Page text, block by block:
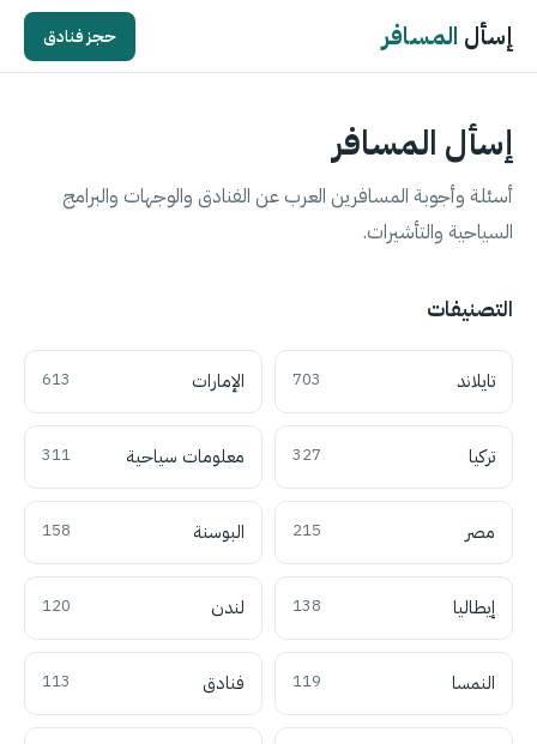
إسأل المسافر حجز فنادق
إسأل المسافر
أسئلة وأجوبة المسافرين العرب عن الفنادق والوجهات والبرامج
السياحية والتأشيرات.
التصنيفات
تايلاند 703 الإمارات 613
تركيا 327 معلومات سياحية 311
مصر 215 البوسنة 158
إيطاليا 138 لندن 120
النمسا 119 فنادق 113